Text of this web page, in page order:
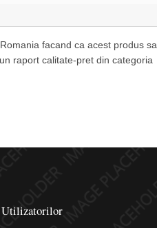
facand ca acest produs sa
raport calitate-pret din categoria